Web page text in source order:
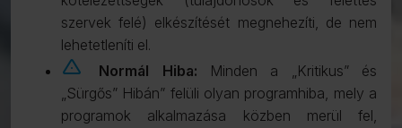
szervek felé) elkészítését megnehezíti, de nem
lehetetleníti el.
priority_3 Normál Hiba: Minden a „Kritikus” és
„Sürgős” Hibán” felüli olyan programhiba, mely a
programok alkalmazása közben merül fel,